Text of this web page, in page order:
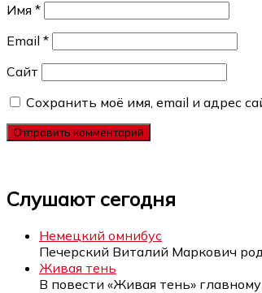
Имя *
Email *
Сайт
Сохранить моё имя, email и адрес
Слушают сегодня
Немецкий омнибус
Печерский Виталий Маркович
Живая тень
В повести «Живая тень» главному